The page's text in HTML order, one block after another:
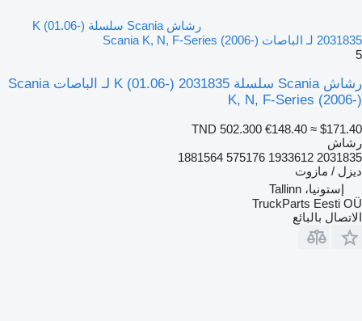
رشاش Scania سلسلة K (01.06-)
2031835 لـ الباصات Scania K, N, F-Series (2006-)
5
رشاش Scania سلسلة K (01.06-) 2031835 لـ الباصات Scania
K, N, F-Series (2006-)
TND 502.300 €148.40 ≈ $171.40
رشاش
2031835 1933612 575176 1881564
ديزل / مازوت
إستونيا، Tallinn
TruckParts Eesti OÜ
الاتصال بالبائع